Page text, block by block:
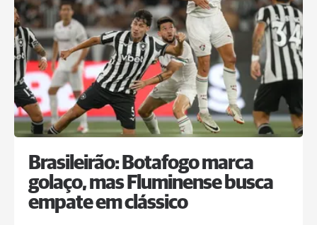
Brasileirão: Botafogo marca
golaço, mas Fluminense busca
empate em clássico